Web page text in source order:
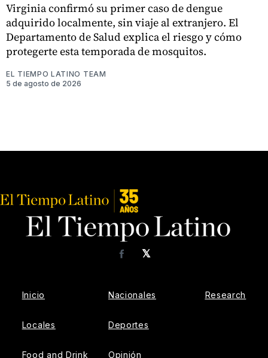
Virginia confirmó su primer caso de dengue
adquirido localmente, sin viaje al extranjero. El
Departamento de Salud explica el riesgo y cómo
protegerte esta temporada de mosquitos.
EL TIEMPO LATINO TEAM
5 de agosto de 2026
𝕏
Facebook
Inicio
Locales
Food and Drink
Nacionales
Deportes
Opinión
Research